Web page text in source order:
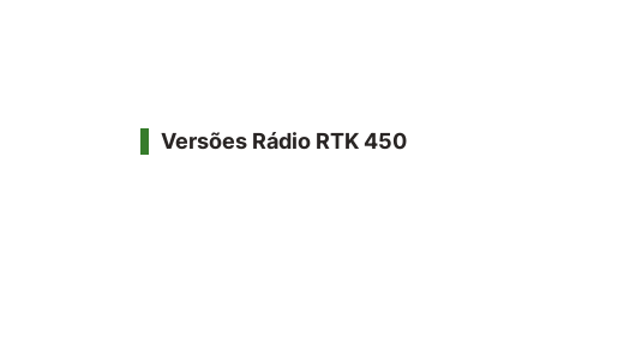
Versões Rádio RTK 450